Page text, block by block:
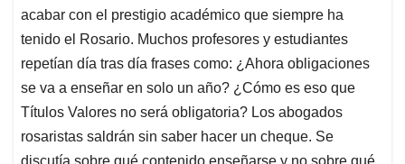
acabar con el prestigio académico que siempre ha
tenido el Rosario. Muchos profesores y estudiantes
repetían día tras día frases como: ¿Ahora obligaciones
se va a enseñar en solo un año? ¿Cómo es eso que
Títulos Valores no será obligatoria? Los abogados
rosaristas saldrán sin saber hacer un cheque. Se
discutía sobre qué contenido enseñarse y no sobre qué